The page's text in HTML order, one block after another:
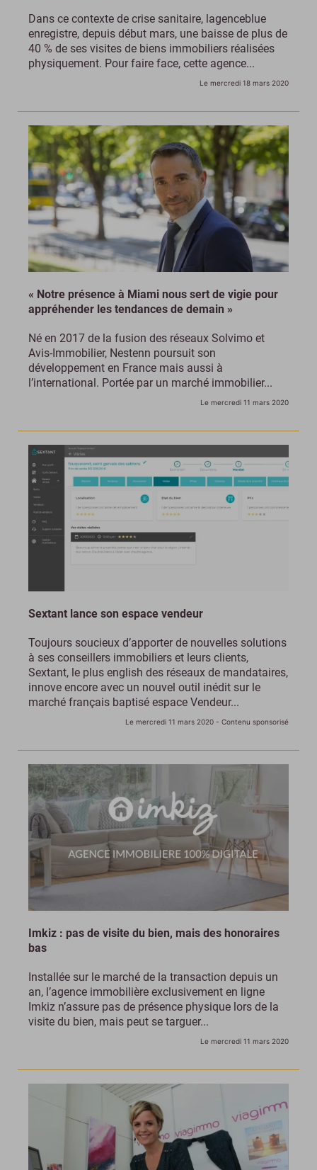
Dans ce contexte de crise sanitaire, lagenceblue
enregistre, depuis début mars, une baisse de plus de
40 % de ses visites de biens immobiliers réalisées
physiquement. Pour faire face, cette agence...
Le mercredi 18 mars 2020
« Notre présence à Miami nous sert de vigie pour
appréhender les tendances de demain »
Né en 2017 de la fusion des réseaux Solvimo et
Avis-Immobilier, Nestenn poursuit son
développement en France mais aussi à
l’international. Portée par un marché immobilier...
Le mercredi 11 mars 2020
Sextant lance son espace vendeur
Toujours soucieux d’apporter de nouvelles solutions
à ses conseillers immobiliers et leurs clients,
Sextant, le plus english des réseaux de mandataires,
innove encore avec un nouvel outil inédit sur le
marché français baptisé espace Vendeur...
Le mercredi 11 mars 2020 - Contenu sponsorisé
Imkiz : pas de visite du bien, mais des honoraires
bas
Installée sur le marché de la transaction depuis un
an, l’agence immobilière exclusivement en ligne
Imkiz n’assure pas de présence physique lors de la
visite du bien, mais peut se targuer...
Le mercredi 11 mars 2020